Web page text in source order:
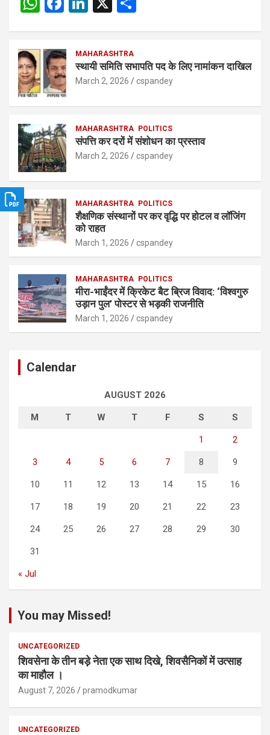
s
A
p
p
b
o
o
k
dI
n
e
MAHARASHTRA
स्थायी समिति सभापति पद के लिए नामांकन दाखिल
March 2, 2026 cspandey
MAHARASHTRA POLITICS
संपत्ति कर दरों में संशोधन का प्रस्ताव
March 2, 2026 cspandey
MAHARASHTRA POLITICS
शैक्षणिक संस्थानों पर कर वृद्धि पर होटल व लॉजिंग
को राहत
March 1, 2026 cspandey
MAHARASHTRA POLITICS
मीरा-भाईंदर में क्रिकेट बैट ब्रिज विवाद: ‘विश्वगुरु
उड़ान पुल’ पोस्टर से भड़की राजनीति
March 1, 2026 cspandey
Calendar
AUGUST 2026
M T W T F S S
1 2
3 4 5 6 7 8 9
10 11 12 13 14 15 16
17 18 19 20 21 22 23
24 25 26 27 28 29 30
31
« Jul
You may Missed!
UNCATEGORIZED
शिवसेना के तीन बड़े नेता एक साथ दिखे, शिवसैनिकों में उत्साह
का माहौल ।
August 7, 2026 pramodkumar
UNCATEGORIZED